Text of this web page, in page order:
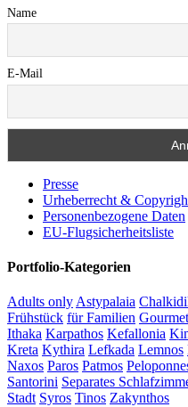
Name
E-Mail
Presse
Urheberrecht &
Personenbezogene Daten
EU-Flugsicherheitsliste
Portfolio-Kategorien
Adults onlyAstypalaia
Frühstück für Familien Gourmet
Ithaka Karpathos Kefallonia
Kreta Kythira Lefkada Lemnos
Naxos Paros Patmos
Santorini Separates
Stadt Syros Tinos Zakynthos